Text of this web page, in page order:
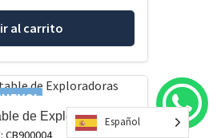
al carrito
de ExploradorasEspañol